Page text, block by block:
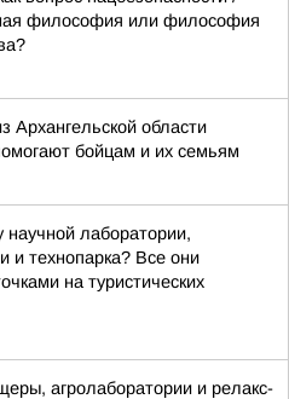
философия или философия
Архангельской области
бойцам и их семьям
научной лаборатории,
и технопарка? Все они
на туристических
агролаборатории и релакс-